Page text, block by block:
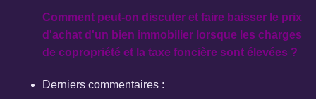
Comment peut-on discuter et faire baisser le prix
d'achat d'un bien immobilier lorsque les charges
de copropriété et la taxe foncière sont élevées ?
Derniers commentaires :